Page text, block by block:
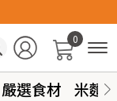
0
嚴選食材 米麵